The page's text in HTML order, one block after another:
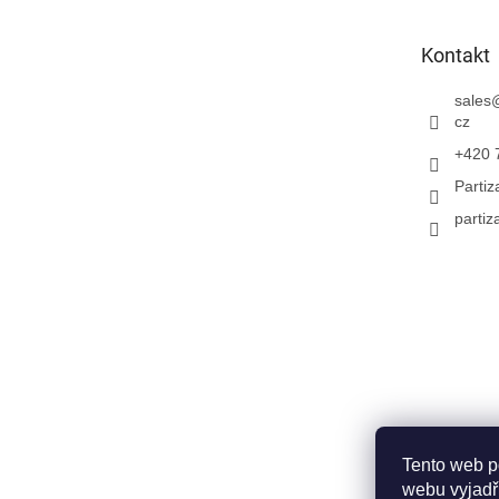
Tento web
webu
Kontakt
sales
cz
+420